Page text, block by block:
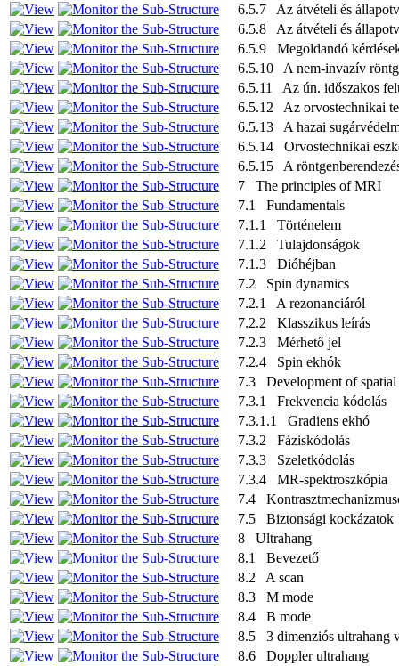
6.5.7 Az átvételi és
6.5.8 Az átvételi és
6.5.9 Megoldandó
6.5.10 A nem-invazív
6.5.11 Az ún. időszakos
6.5.12 Az orvostechnikai
6.5.13 A hazai
6.5.14 Orvostechnikai
6.5.15 A
7 The principles of MRI
7.1 Fundamentals
7.1.1 Történelem
7.1.2 Tulajdonságok
7.1.3 Dióhéjban
7.2 Spin dynamics
7.2.1 A rezonanciáról
7.2.2 Klasszikus leírás
7.2.3 Mérhető jel
7.2.4 Spin ekhók
7.3 Development of spatial
7.3.1 Frekvencia kódolás
7.3.1.1 Gradiens ekhó
7.3.2 Fáziskódolás
7.3.3 Szeletkódolás
7.3.4 MR-spektroszkópia
7.4
7.5 Biztonsági kockázatok
8 Ultrahang
8.1 Bevezető
8.2 A scan
8.3 M mode
8.4 B mode
8.5 3 dimenziós ultrahang
8.6 Doppler ultrahang